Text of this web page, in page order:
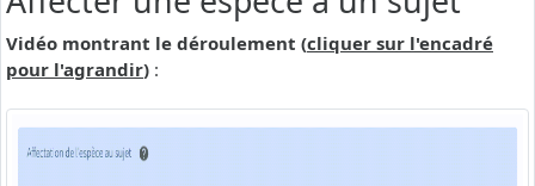
Vidéo montrant le déroulement (cliquer sur l'encadré
pour l'agrandir) :